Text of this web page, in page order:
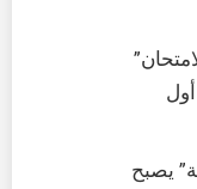
يصبح